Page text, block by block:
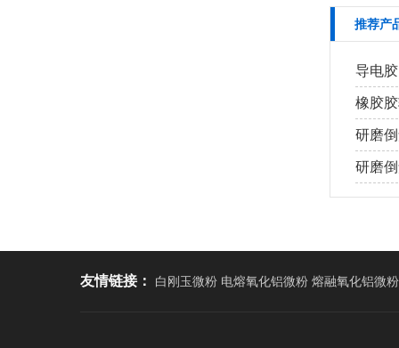
推荐产
导电
橡胶
研磨
研磨
友情链接： 白刚玉微粉 电熔氧化铝微粉 熔融氧化铝微粉